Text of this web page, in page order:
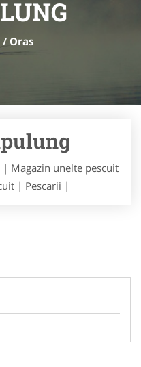
/ Oras
| Magazin unelte pescuit
| Pescarii |